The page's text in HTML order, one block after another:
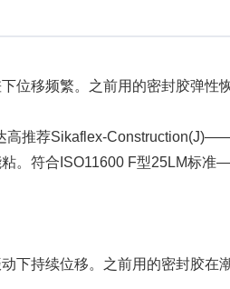
位移频繁。之前用的密封胶弹
推荐Sikaflex-
。符合ISO11600 F型25LM标
下持续位移。之前用的密封胶